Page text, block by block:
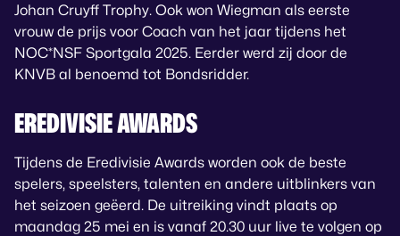
Johan Cruyff Trophy. Ook won Wiegman als eerste
vrouw de prijs voor Coach van het jaar tijdens het
NOC*NSF Sportgala 2025. Eerder werd zij door de
KNVB al benoemd tot Bondsridder.
EREDIVISIE AWARDS
Tijdens de Eredivisie Awards worden ook de beste
spelers, speelsters, talenten en andere uitblinkers van
het seizoen geëerd. De uitreiking vindt plaats op
maandag 25 mei en is vanaf 20.30 uur live te volgen op